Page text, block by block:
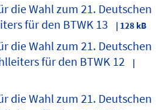
die Wahl zum 21. Deutschen
für den BTWK 13
| 128 kB
die Wahl zum 21. Deutschen
für den BTWK 12
|
die Wahl zum 21. Deutschen